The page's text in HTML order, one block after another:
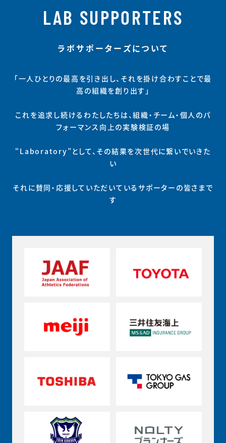
LAB SUPPORTERS
ラボサポーターズについて
「一人ひとりの最高を引き出し、それを掛け合わすことで最
高の組織を創り出す」
これを追求し続けるわたしたちは、組織・チーム・個人のパ
フォーマンス向上の実験検証の場
“Laboratory”として、その結果を次世代に繋いでいきた
い
それに賛同・応援していただいているサポーターの皆さまで
す